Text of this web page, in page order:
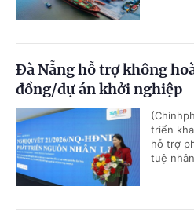
Đà Nẵng hỗ trợ không
đồng/dự án khởi nghiệp
triển
hỗ trợ
tuệ